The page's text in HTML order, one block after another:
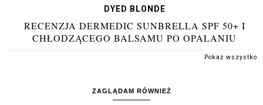
DYED BLONDE
RECENZJA DERMEDIC SUNBRELLA SPF 50+ I
CHŁODZĄCEGO BALSAMU PO OPALANIU
Pokaż wszystko
ZAGLĄDAM RÓWNIEŻ